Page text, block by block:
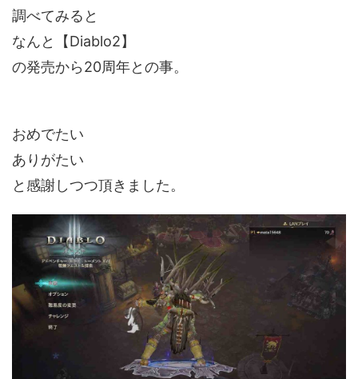
調べてみると
なんと【Diablo2】
の発売から20周年との事。
おめでたい
ありがたい
と感謝しつつ頂きました。